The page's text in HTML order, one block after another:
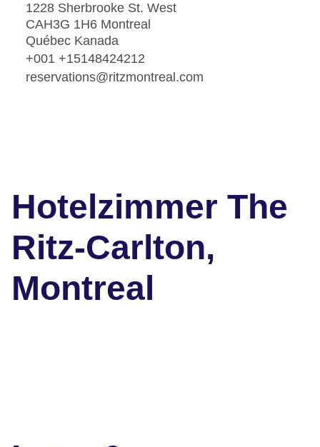
1228 Sherbrooke St. West
CAH3G 1H6 Montreal
Québec Kanada
+001 +15148424212
reservations@ritzmontreal.com
Hotelzimmer The
Ritz-Carlton,
Montreal